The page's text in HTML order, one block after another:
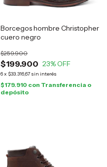
Borcegos hombre Christopher
cuero negro
$199.900
$259.900
23% OFF
6x $33.316,67 sin interés
$179.910 con Transferencia o
depósito